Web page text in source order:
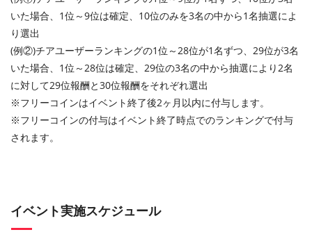
いた場合、1位～9位は確定、10位のみを3名の中から1名抽選によ
り選出
(例②)チアユーザーランキングの1位～28位が1名ずつ、29位が3名
いた場合、1位～28位は確定、29位の3名の中から抽選により2名
に対して29位報酬と30位報酬をそれぞれ選出
※フリーコインはイベント終了後2ヶ月以内に付与します。
※フリーコインの付与はイベント終了時点でのランキングで付与
されます。
イベント実施スケジュール